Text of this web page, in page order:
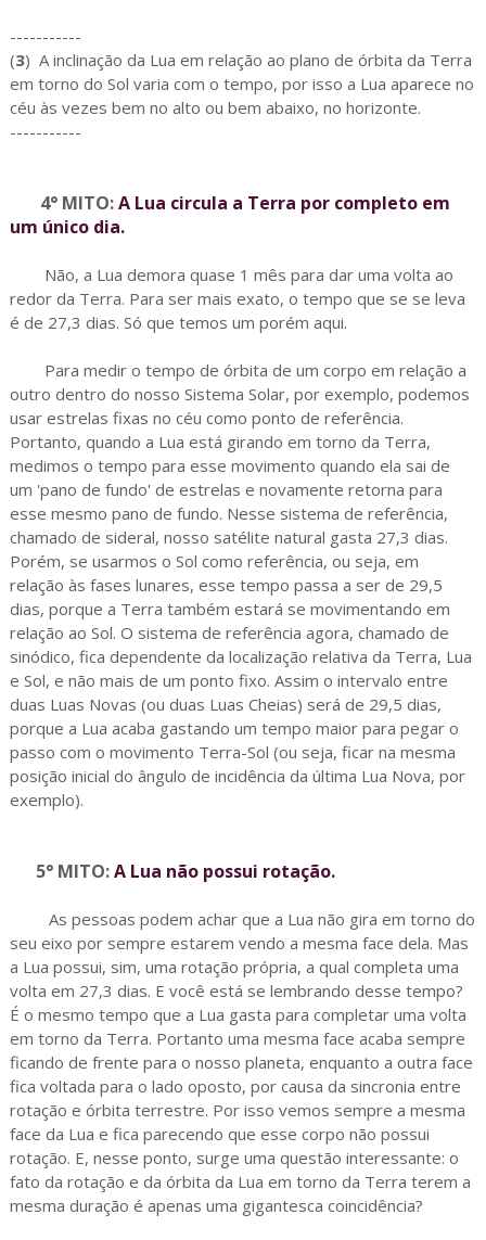
-----------
(3) A inclinação da Lua em relação ao plano de órbita da Terra
em torno do Sol varia com o tempo, por isso a Lua aparece no
céu às vezes bem no alto ou bem abaixo, no horizonte.
-----------
4° MITO:A Lua circula a Terra por completo em
um único dia.
Não, a Lua demora quase 1 mês para dar uma volta ao
redor da Terra. Para ser mais exato, o tempo que se se leva
é de 27,3 dias. Só que temos um porém aqui.
Para medir o tempo de órbita de um corpo em relação a
outro dentro do nosso Sistema Solar, por exemplo, podemos
usar estrelas fixas no céu como ponto de referência.
Portanto, quando a Lua está girando em torno da Terra,
medimos o tempo para esse movimento quando ela sai de
um 'pano de fundo' de estrelas e novamente retorna para
esse mesmo pano de fundo. Nesse sistema de referência,
chamado de sideral, nosso satélite natural gasta 27,3 dias.
Porém, se usarmos o Sol como referência, ou seja, em
relação às fases lunares, esse tempo passa a ser de 29,5
dias, porque a Terra também estará se movimentando em
relação ao Sol. O sistema de referência agora, chamado de
sinódico, fica dependente da localização relativa da Terra, Lua
e Sol, e não mais de um ponto fixo. Assim o intervalo entre
duas Luas Novas (ou duas Luas Cheias) será de 29,5 dias,
porque a Lua acaba gastando um tempo maior para pegar o
passo com o movimento Terra-Sol (ou seja, ficar na mesma
posição inicial do ângulo de incidência da última Lua Nova, por
exemplo).
5° MITO:A Lua não possui rotação.
As pessoas podem achar que a Lua não gira em torno do
seu eixo por sempre estarem vendo a mesma face dela. Mas
a Lua possui, sim, uma rotação própria, a qual completa uma
volta em 27,3 dias. E você está se lembrando desse tempo?
É o mesmo tempo que a Lua gasta para completar uma volta
em torno da Terra. Portanto uma mesma face acaba sempre
ficando de frente para o nosso planeta, enquanto a outra face
fica voltada para o lado oposto, por causa da sincronia entre
rotação e órbita terrestre. Por isso vemos sempre a mesma
face da Lua e fica parecendo que esse corpo não possui
rotação. E, nesse ponto, surge uma questão interessante: o
fato da rotação e da órbita da Lua em torno da Terra terem a
mesma duração é apenas uma gigantesca coincidência?